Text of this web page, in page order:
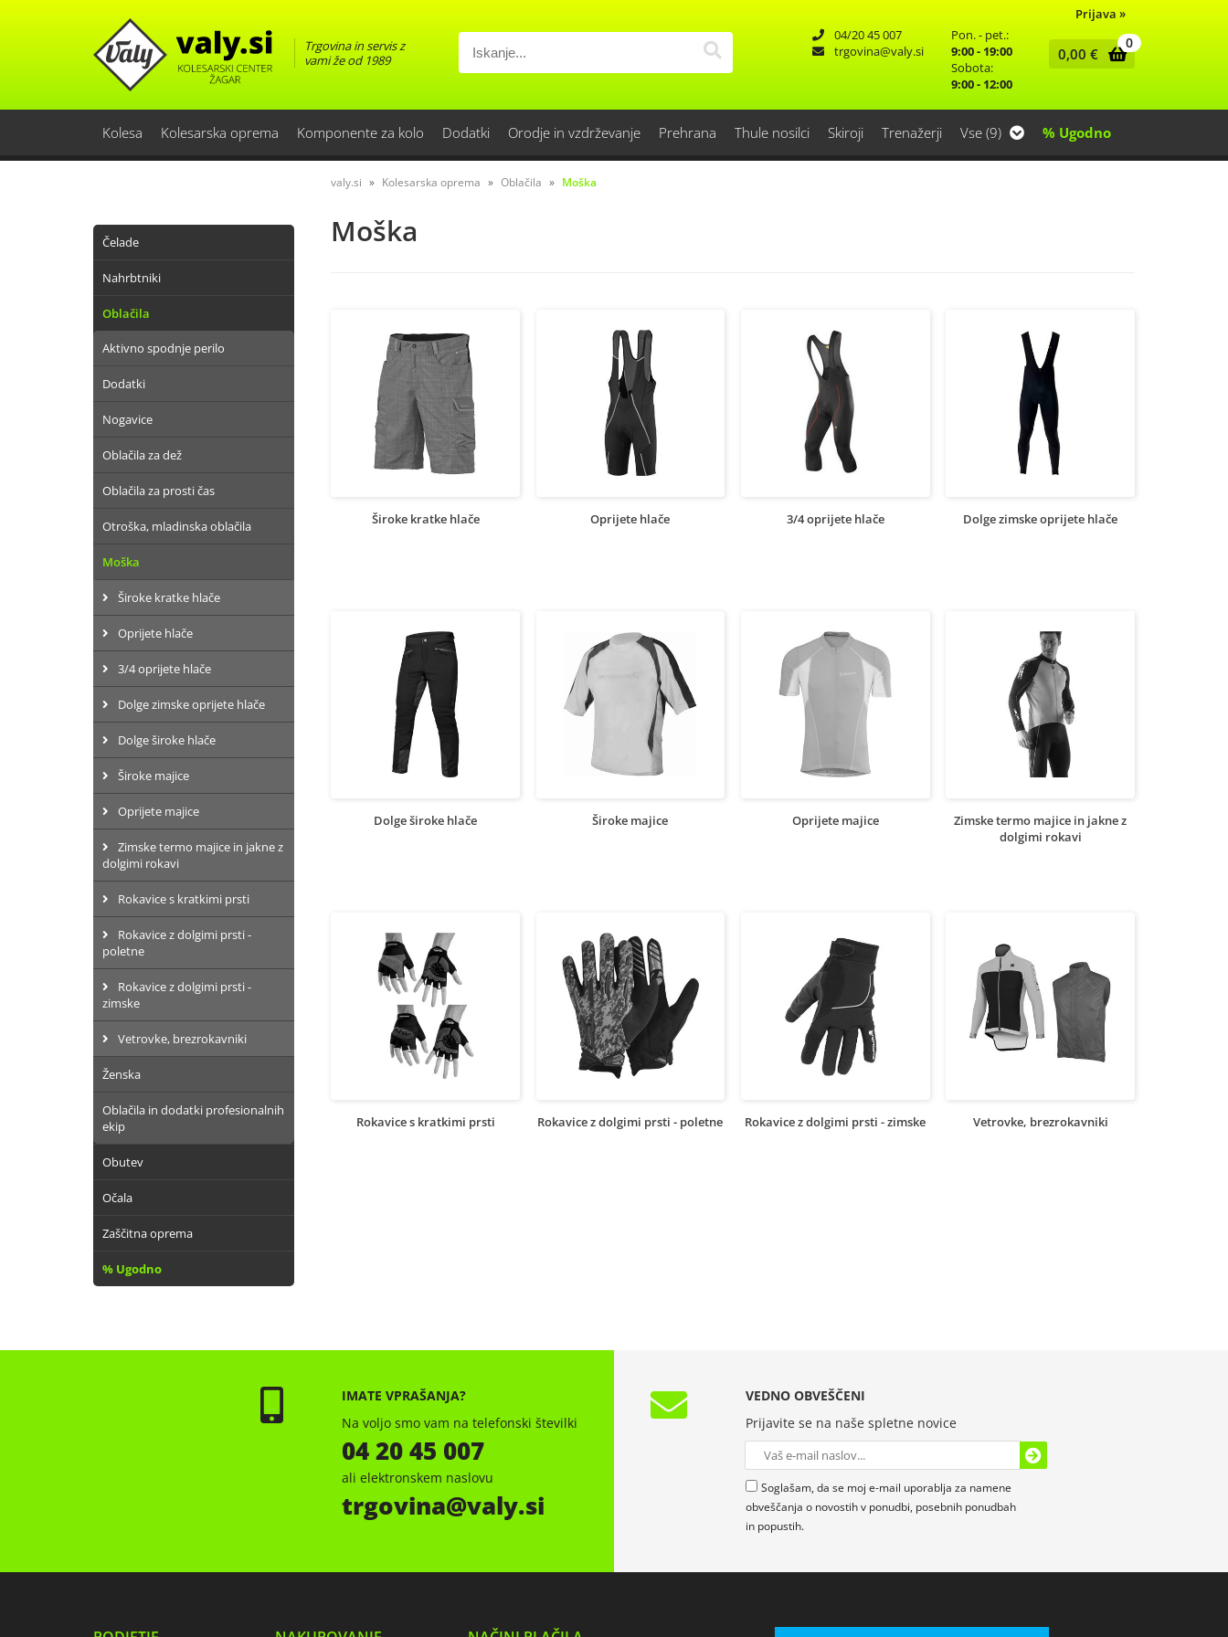
Prijava »
Trgovina in servis z
vami že od 1989
04/20 45 007
trgovina
valy.si
Pon. - pet.:
9:00 - 19:00
Sobota:
9:00 - 12:00
0
0,00 €
Kolesa Kolesarska oprema Komponente za kolo Dodatki Orodje in vzdrževanje Prehrana Thule nosilci Skiroji Trenažerji Vse (9) % Ugodno
Čelade
Nahrbtniki
Oblačila
Aktivno spodnje perilo
Dodatki
Nogavice
Oblačila za dež
Oblačila za prosti čas
Otroška, mladinska oblačila
Moška
Široke kratke hlače
Oprijete hlače
3/4 oprijete hlače
Dolge zimske oprijete hlače
Dolge široke hlače
Široke majice
Oprijete majice
Zimske termo majice in jakne z
dolgimi rokavi
Rokavice s kratkimi prsti
Rokavice z dolgimi prsti -
poletne
Rokavice z dolgimi prsti -
zimske
Vetrovke, brezrokavniki
Ženska
Oblačila in dodatki profesionalnih
ekip
Obutev
Očala
Zaščitna oprema
% Ugodno
valy.si Kolesarska oprema Oblačila Moška
Moška
Široke kratke hlače Oprijete hlače 3/4 oprijete hlače Dolge zimske oprijete hlače
Dolge široke hlače Široke majice Oprijete majice
Zimske termo majice in jakne z
dolgimi rokavi
Rokavice s kratkimi prsti Rokavice z dolgimi prsti - poletne Rokavice z dolgimi prsti - zimske Vetrovke, brezrokavniki
IMATE VPRAŠANJA?
Na voljo smo vam na telefonski številki
04 20 45 007
ali elektronskem naslovu
trgovina valy.si
VEDNO OBVEŠČENI
Prijavite se na naše spletne novice
Soglašam, da se moj e-mail uporablja za namene
obveščanja o novostih v ponudbi, posebnih ponudbah
in popustih.